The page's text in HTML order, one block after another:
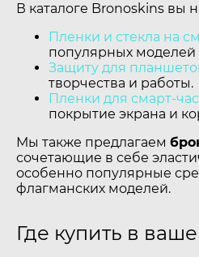
В каталоге Bronoskins вы
Пленки и стекла на
популярных моделей
Защиту для
творчества и работы.
Пленки для смарт-
покрытие экрана и
Мы также предлагаем
сочетающие в себе
особенно популярные
флагманских моделей.
Где купить в